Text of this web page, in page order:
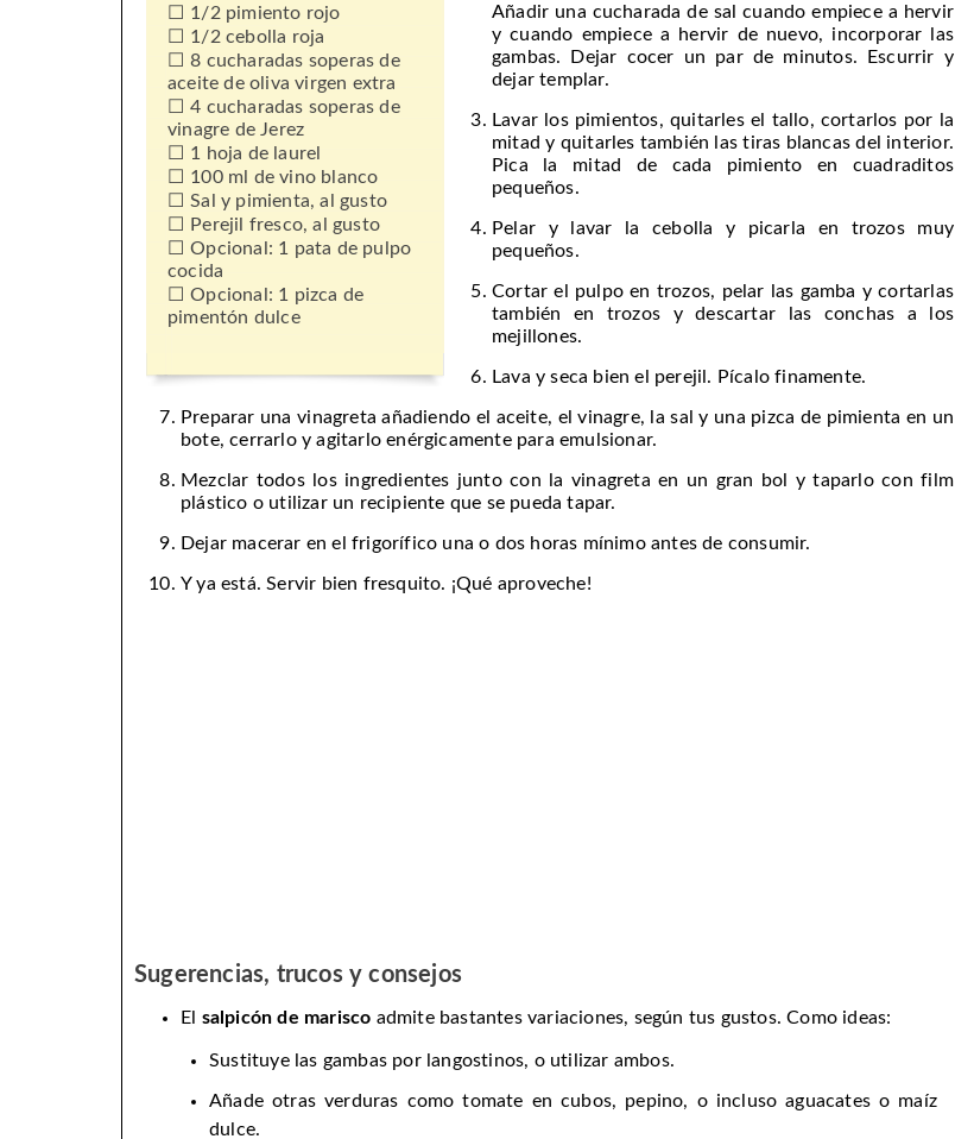
1/2 pimiento rojo
1/2 cebolla roja
8 cucharadas soperas de
aceite de oliva virgen extra
4 cucharadas soperas de
vinagre de Jerez
1 hoja de laurel
100 ml de vino blanco
Sal y pimienta, al gusto
Perejil fresco, al gusto
Opcional: 1 pata de pulpo
cocida
Opcional: 1 pizca de
pimentón dulce
Añadir una cucharada de sal cuando empiece a hervir
y cuando empiece a hervir de nuevo, incorporar las
gambas. Dejar cocer un par de minutos. Escurrir y
dejar templar.
Lavar los pimientos, quitarles el tallo, cortarlos por la
mitad y quitarles también las tiras blancas del interior.
Pica la mitad de cada pimiento en cuadraditos
pequeños.
Pelar y lavar la cebolla y picarla en trozos muy
pequeños.
Cortar el pulpo en trozos, pelar las gamba y cortarlas
también en trozos y descartar las conchas a los
mejillones.
Lava y seca bien el perejil. Pícalo finamente.
Preparar una vinagreta añadiendo el aceite, el vinagre, la sal y una pizca de pimienta en un
bote, cerrarlo y agitarlo enérgicamente para emulsionar.
Mezclar todos los ingredientes junto con la vinagreta en un gran bol y taparlo con film
plástico o utilizar un recipiente que se pueda tapar.
Dejar macerar en el frigorífico una o dos horas mínimo antes de consumir.
Y ya está. Servir bien fresquito. ¡Qué aproveche!
Sugerencias, trucos y consejos
El salpicón de marisco admite bastantes variaciones, según tus gustos. Como ideas:
Sustituye las gambas por langostinos, o utilizar ambos.
Añade otras verduras como tomate en cubos, pepino, o incluso aguacates o maíz
dulce.